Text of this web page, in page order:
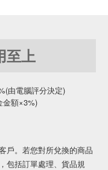
至上
由電腦評分決定)
金額×3%)
戶。若您對所兌換的商品
包括訂單處理、貨品規